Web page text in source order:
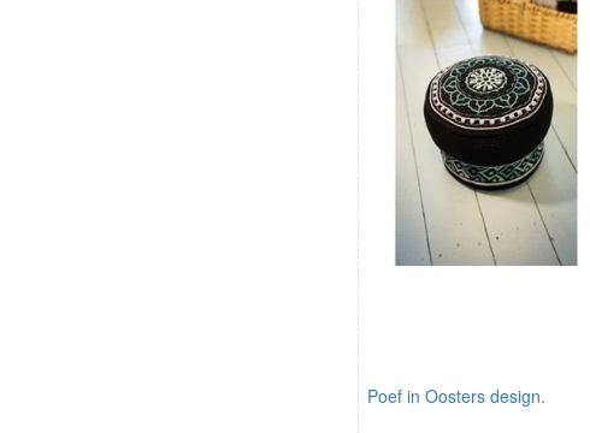
Poef in Oosters design.